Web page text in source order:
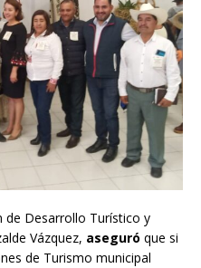
de Desarrollo Turístico y
Vázquez, aseguró que si
de Turismo municipal